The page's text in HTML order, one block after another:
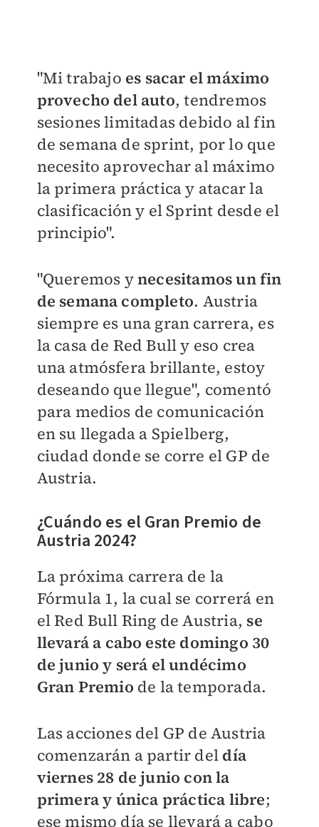
"Mi trabajo es sacar el máximo
provecho del auto, tendremos
sesiones limitadas debido al fin
de semana de sprint, por lo que
necesito aprovechar al máximo
la primera práctica y atacar la
clasificación y el Sprint desde el
principio".
"Queremos ynecesitamos un fin
de semana completo. Austria
siempre es una gran carrera, es
la casa de Red Bull y eso crea
una atmósfera brillante, estoy
deseando que llegue", comentó
para medios de comunicación
en su llegada a Spielberg,
ciudad donde se corre el GP de
Austria.
¿Cuándo es el Gran Premio de
Austria 2024?
La próxima carrera de la
Fórmula 1, la cual se correrá en
el Red Bull Ring de Austria, se
llevará a cabo este domingo 30
de junio y será el undécimo
Gran Premio de la temporada.
Las acciones del GP de Austria
comenzarán a partir del día
viernes 28 de junio con la
primeray única práctica libre;
ese mismo día se llevará a cabo